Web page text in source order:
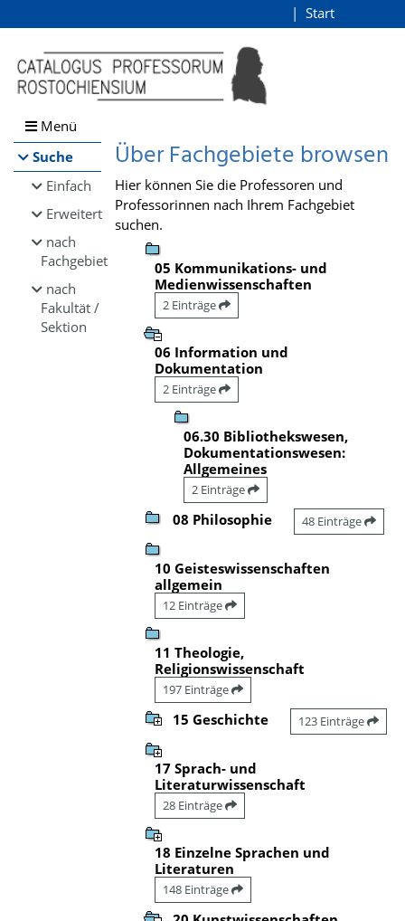
Browsen
direkt zum Inhalt
Start
Menü
Suche
Einfach
Erweitert
nach
Fachgebiet
nach
Fakultät /
Sektion
Über Fachgebiete browsen
Hier können Sie die Professoren und
Professorinnen nach Ihrem Fachgebiet
suchen.
05 Kommunikations- und
Medienwissenschaften
2 Einträge
06 Information und
Dokumentation
2 Einträge
06.30 Bibliothekswesen,
Dokumentationswesen:
Allgemeines
2 Einträge
08 Philosophie 48 Einträge
10 Geisteswissenschaften
allgemein
12 Einträge
11 Theologie,
Religionswissenschaft
197 Einträge
15 Geschichte 123 Einträge
17 Sprach- und
Literaturwissenschaft
28 Einträge
18 Einzelne Sprachen und
Literaturen
148 Einträge